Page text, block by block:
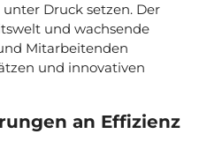
Druck setzen. Der
und wachsende
Mitarbeitenden
und innovativen
an Effizienz